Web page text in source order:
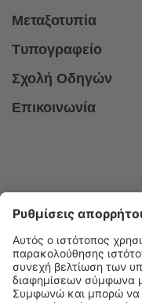
Μεταξοτυπία
Tυπογραφείο
Σχολή Οδηγών
Επικοινωνία
Follow us on